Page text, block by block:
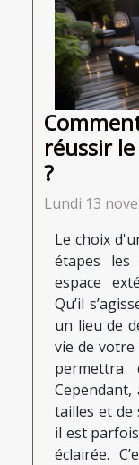
réussir
?
Lundi 13
Le choix
étapes
espace
Qu’il
un lieu de
vie de
tailles et de
il est
éclairée.